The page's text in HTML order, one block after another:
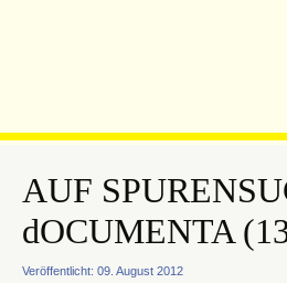
AUF
dOCUMENTA
Veröffentlicht: 09. August 2012